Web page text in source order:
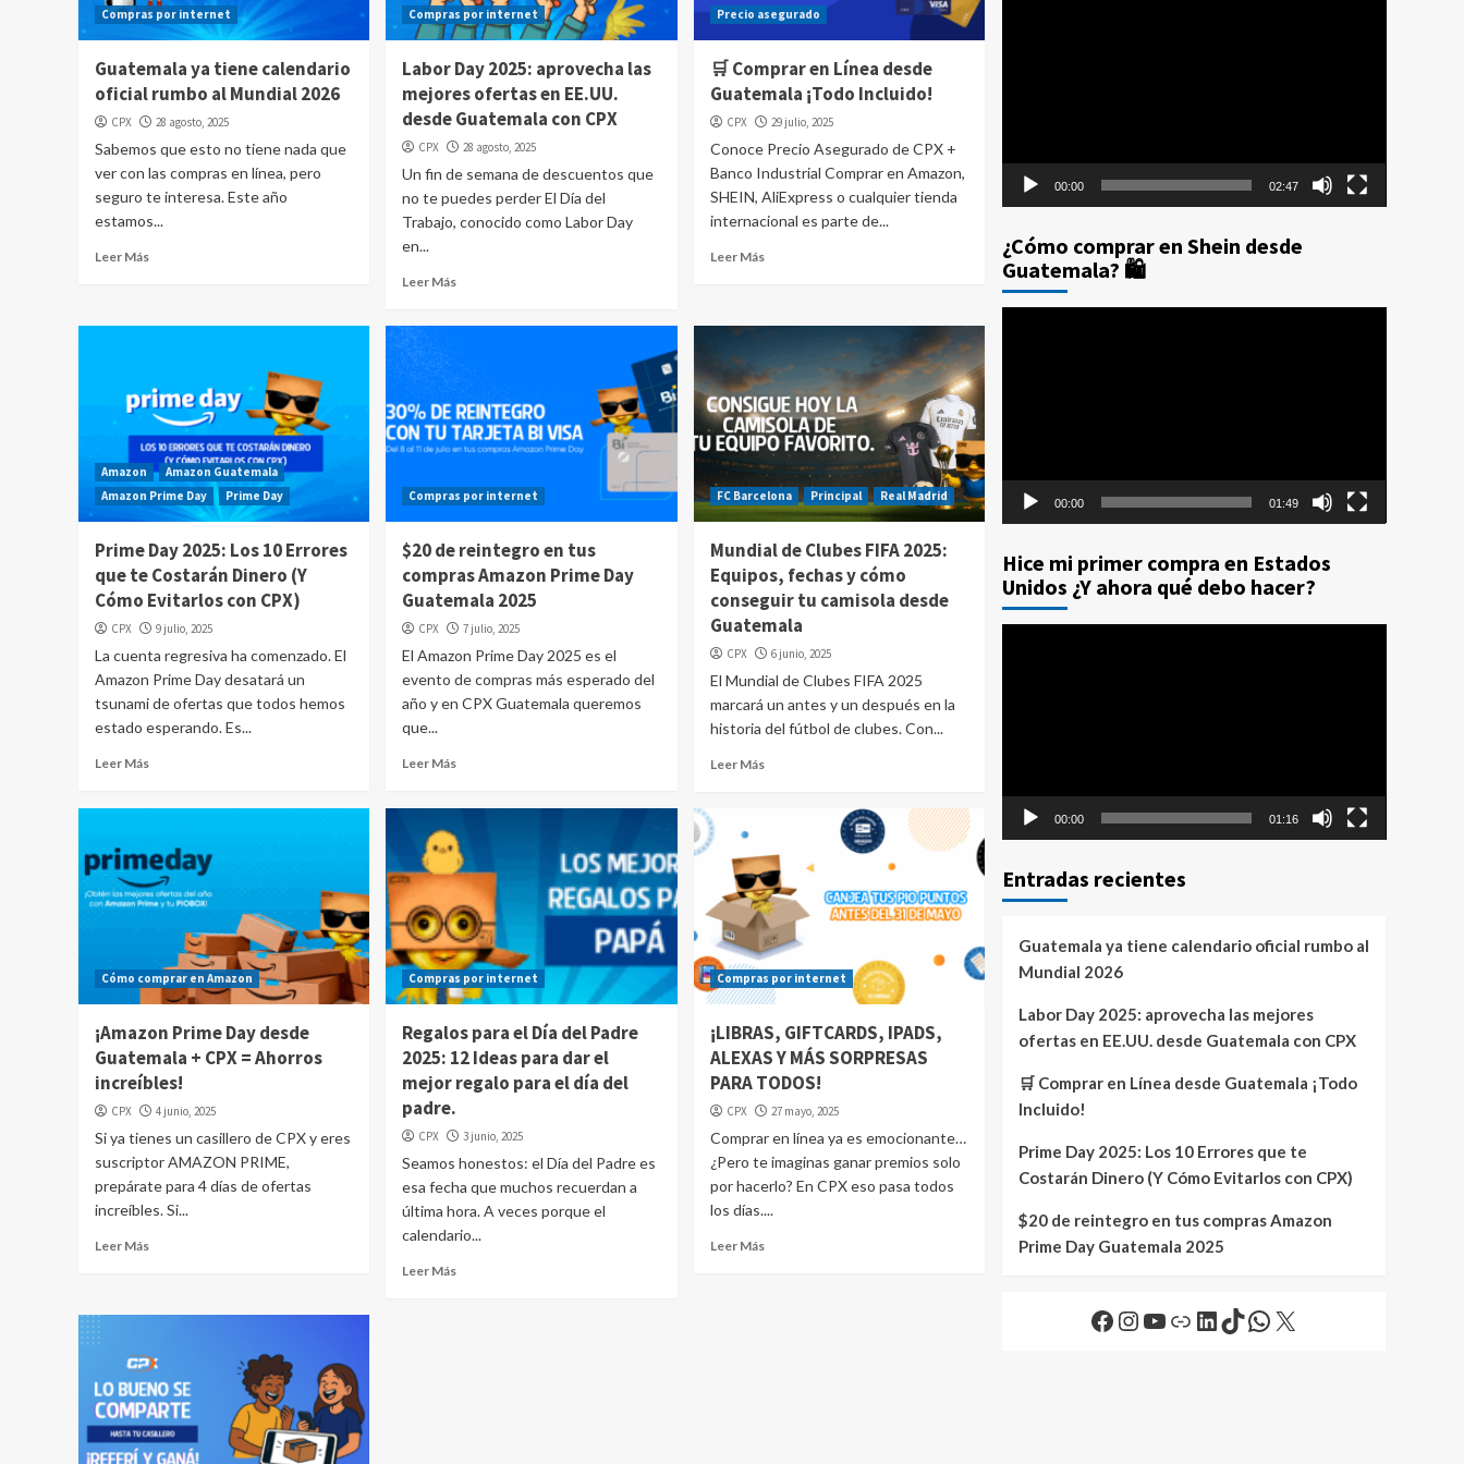
Compras por internet
Guatemala ya tiene calendario
oficial rumbo al Mundial 2026
CPX 28 agosto, 2025
Sabemos que esto no tiene nada que
ver con las compras en línea, pero
seguro te interesa. Este año
estamos...
Leer Más
Compras por internet
Labor Day 2025: aprovecha las
mejores ofertas en EE.UU.
desde Guatemala con CPX
CPX 28 agosto, 2025
Un fin de semana de descuentos que
no te puedes perder El Día del
Trabajo, conocido como Labor Day
en...
Leer Más
Precio asegurado
🛒 Comprar en Línea desde
Guatemala ¡Todo Incluido!
CPX 29 julio, 2025
Conoce Precio Asegurado de CPX +
Banco Industrial Comprar en Amazon,
SHEIN, AliExpress o cualquier tienda
internacional es parte de...
Leer Más
Amazon
Amazon Guatemala
Amazon Prime Day
Prime Day
Prime Day 2025: Los 10 Errores
que te Costarán Dinero (Y
Cómo Evitarlos con CPX)
CPX 9 julio, 2025
La cuenta regresiva ha comenzado. El
Amazon Prime Day desatará un
tsunami de ofertas que todos hemos
estado esperando. Es...
Leer Más
Compras por internet
$20 de reintegro en tus
compras Amazon Prime Day
Guatemala 2025
CPX 7 julio, 2025
El Amazon Prime Day 2025 es el
evento de compras más esperado del
año y en CPX Guatemala queremos
que...
Leer Más
FC Barcelona Principal Real Madrid
Mundial de Clubes FIFA 2025:
Equipos, fechas y cómo
conseguir tu camisola desde
Guatemala
CPX 6 junio, 2025
El Mundial de Clubes FIFA 2025
marcará un antes y un después en la
historia del fútbol de clubes. Con...
Leer Más
Cómo comprar en Amazon
¡Amazon Prime Day desde
Guatemala + CPX = Ahorros
increíbles!
CPX 4 junio, 2025
Si ya tienes un casillero de CPX y eres
suscriptor AMAZON PRIME,
prepárate para 4 días de ofertas
increíbles. Si...
Leer Más
Compras por internet
Regalos para el Día del Padre
2025: 12 Ideas para dar el
mejor regalo para el día del
padre.
CPX 3 junio, 2025
Seamos honestos: el Día del Padre es
esa fecha que muchos recuerdan a
última hora. A veces porque el
calendario...
Leer Más
Compras por internet
¡LIBRAS, GIFTCARDS, IPADS,
ALEXAS Y MÁS SORPRESAS
PARA TODOS!
CPX 27 mayo, 2025
Comprar en línea ya es emocionante…
¿Pero te imaginas ganar premios solo
por hacerlo? En CPX eso pasa todos
los días....
Leer Más
00:00 02:47
¿Cómo comprar en Shein desde
Guatemala? 🛍️
00:00 01:49
Hice mi primer compra en Estados
Unidos ¿Y ahora qué debo hacer?
00:00 01:16
Entradas recientes
Guatemala ya tiene calendario oficial rumbo al
Mundial 2026
Labor Day 2025: aprovecha las mejores
ofertas en EE.UU. desde Guatemala con CPX
🛒 Comprar en Línea desde Guatemala ¡Todo
Incluido!
Prime Day 2025: Los 10 Errores que te
Costarán Dinero (Y Cómo Evitarlos con CPX)
$20 de reintegro en tus compras Amazon
Prime Day Guatemala 2025
Facebook
Instagram
YouTube
LinkLinkedIn
TikTok
WhatsApp
X